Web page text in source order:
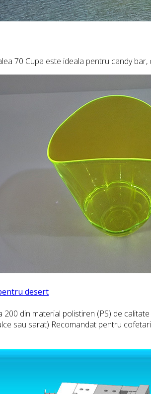
70 Cupa este ideala pentru candy
desert
200 din material polistiren (PS) de
sau sarat) Recomandat pentru